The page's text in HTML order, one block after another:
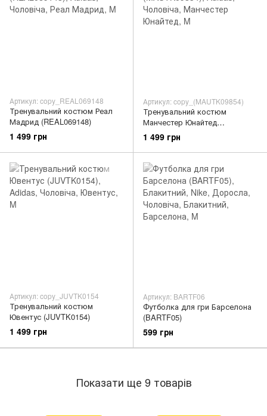
Артикул: copy_REAL069148
Тренувальний костюм Реал
Мадрид (REAL069148)
1 499 грн
Артикул: copy_(MAUTK09854)
Тренувальний костюм
Манчестер Юнайтед
(MAUTK09854)
1 499 грн
Артикул: copy_JUVTK0154
Тренувальний костюм
Ювентус (JUVTK0154)
1 499 грн
Артикул: BARTF06
Футболка для гри Барселона
(BARTF05)
599 грн
Показати ще 9 товарів